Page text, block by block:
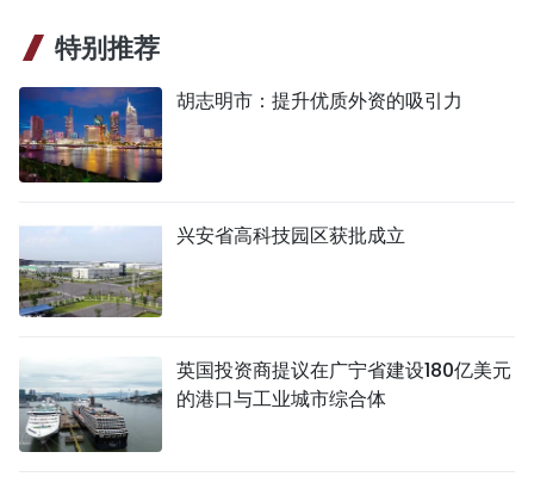
特别推荐
胡志明市：提升优质外资的吸引力
兴安省高科技园区获批成立
英国投资商提议在广宁省建设180亿美元
的港口与工业城市综合体